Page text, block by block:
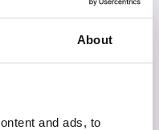
About
and ads, to
psychische hulp
heel Nederland en